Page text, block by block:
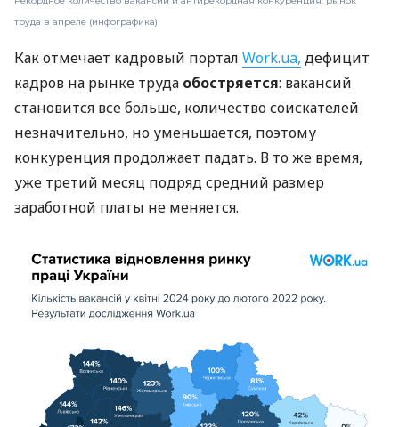
труда в апреле (инфографика)
Как отмечает кадровый портал Work.ua, дефицит
кадров на рынке труда обостряется: вакансий
становится все больше, количество соискателей
незначительно, но уменьшается, поэтому
конкуренция продолжает падать. В то же время,
уже третий месяц подряд средний размер
заработной платы не меняется.